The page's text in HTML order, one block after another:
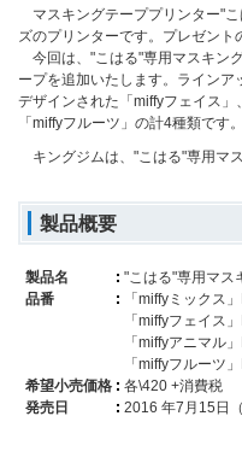
マスキングテーププリンター"
ズのプリンターです。プレゼン
今回は、"こはる"専用マスキン
ープを追加いたします。ライン
デザインされた「miffyフェイス
「miffyフルーツ」の計4種類です。
キングジムは、"こはる"専用マ
製品概要
製品名
"こはる"専用マス
品番
「miffyミックス
「miffyフェイス
「miffyアニマル
「miffyフルーツ
希望小売価格
各\420 +消費税
発売日
2016 年7月15日（